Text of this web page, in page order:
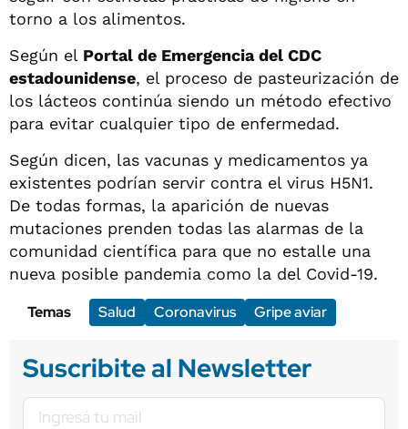
torno a los alimentos.
Según el Portal de Emergencia del CDC
estadounidense, el proceso de pasteurización de
los lácteos continúa siendo un método efectivo
para evitar cualquier tipo de enfermedad.
Según dicen, las vacunas y medicamentos ya
existentes podrían servir contra el virus H5N1.
De todas formas, la aparición de nuevas
mutaciones prenden todas las alarmas de la
comunidad científica para que no estalle una
nueva posible pandemia como la del Covid-19.
Temas
Salud Coronavirus Gripe aviar
Suscribite al Newsletter